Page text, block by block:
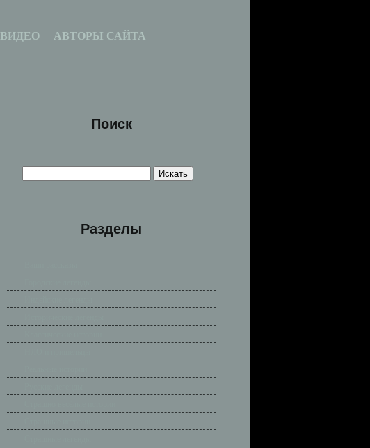
ВИДЕО АВТОРЫ САЙТА
Поиск
Разделы